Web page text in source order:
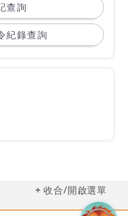
查詢
紀錄查詢
收合/開啟選單